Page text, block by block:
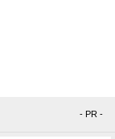
- PR -